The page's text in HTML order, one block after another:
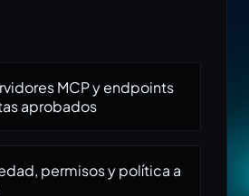
MCP y endpoints
aprobados
permisos y política a